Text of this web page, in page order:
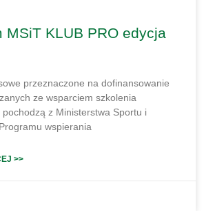
MSiT KLUB PRO edycja
przeznaczone na dofinansowanie
ze wsparciem szkolenia
z Ministerstwa Sportu i
wspierania
>>